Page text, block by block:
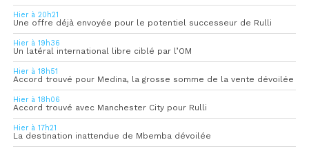
Hier à 20h21
Une offre déjà envoyée pour le potentiel successeur de Rulli
Hier à 19h36
Un latéral international libre ciblé par l’OM
Hier à 18h51
Accord trouvé pour Medina, la grosse somme de la vente dévoilée
Hier à 18h06
Accord trouvé avec Manchester City pour Rulli
Hier à 17h21
La destination inattendue de Mbemba dévoilée